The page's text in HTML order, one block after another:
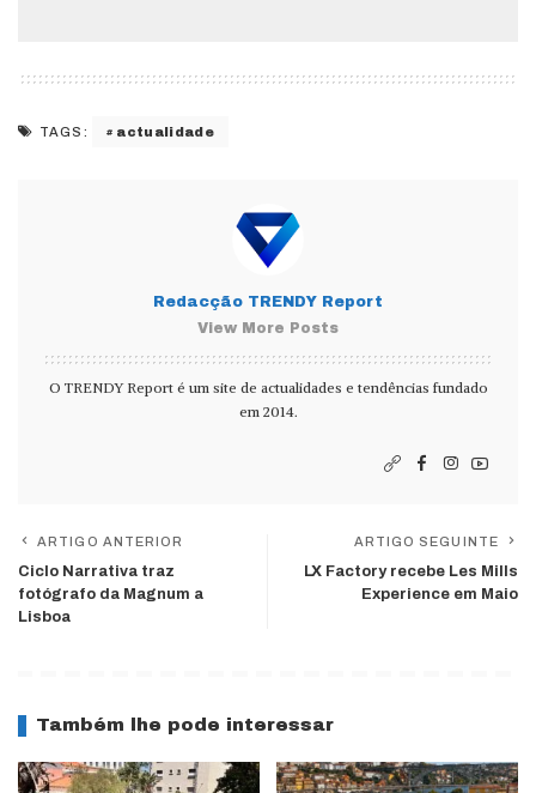
TAGS: actualidade
Redacção TRENDY Report
View More Posts
O TRENDY Report é um site de actualidades e tendências fundado
em 2014.
ARTIGO ANTERIOR
Ciclo Narrativa traz
fotógrafo da Magnum a
Lisboa
ARTIGO SEGUINTE
LX Factory recebe Les Mills
Experience em Maio
Também lhe pode interessar